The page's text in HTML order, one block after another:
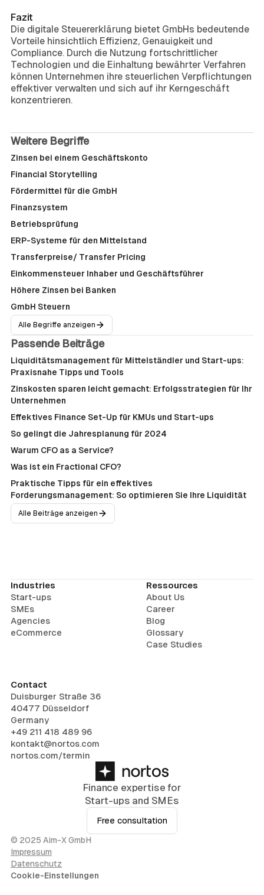
Fazit
Die digitale Steuererklärung bietet GmbHs bedeutende
Vorteile hinsichtlich Effizienz, Genauigkeit und
Compliance. Durch die Nutzung fortschrittlicher
Technologien und die Einhaltung bewährter Verfahren
können Unternehmen ihre steuerlichen Verpflichtungen
effektiver verwalten und sich auf ihr Kerngeschäft
konzentrieren.
Weitere Begriffe
Zinsen bei einem Geschäftskonto
Financial Storytelling
Fördermittel für die GmbH
Finanzsystem
Betriebsprüfung
ERP-Systeme für den Mittelstand
Transferpreise/ Transfer Pricing
Einkommensteuer Inhaber und Geschäftsführer
Höhere Zinsen bei Banken
GmbH Steuern
Alle Begriffe anzeigen
Passende Beiträge
Liquiditätsmanagement für Mittelständler und Start-ups:
Praxisnahe Tipps und Tools
Zinskosten sparen leicht gemacht: Erfolgsstrategien für Ihr
Unternehmen
Effektives Finance Set-Up für KMUs und Start-ups
So gelingt die Jahresplanung für 2024
Warum CFO as a Service?
Was ist ein Fractional CFO?
Praktische Tipps für ein effektives
Forderungsmanagement: So optimieren Sie Ihre Liquidität
Alle Beiträge anzeigen
Finance expertise for
Start-ups and SMEs
Free consultation
Industries
Start-ups
SMEs
Agencies
eCommerce
Ressources
About Us
Career
Blog
Glossary
Case Studies
Contact
Duisburger Straße 36
40477 Düsseldorf
Germany
+49 211 418 489 96
kontakt@nortos.com
nortos.com/termin
© 2025 Aim-X GmbH
Impressum
Datenschutz
Cookie-Einstellungen